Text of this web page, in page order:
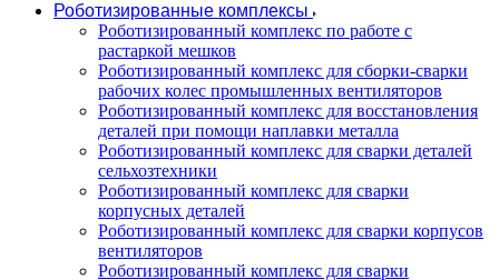
Роботизированные комплексы
Роботизированный комплекс по работе с
растаркой мешков
Роботизированный комплекс для сборки-сварки
рабочих колес промышленных вентиляторов
Роботизированный комплекс для восстановления
деталей при помощи наплавки металла
Роботизированный комплекс для сварки деталей
сельхозтехники
Роботизированный комплекс для сварки
корпусных деталей
Роботизированный комплекс для сварки корпусов
вентиляторов
Роботизированный комплекс для сварки